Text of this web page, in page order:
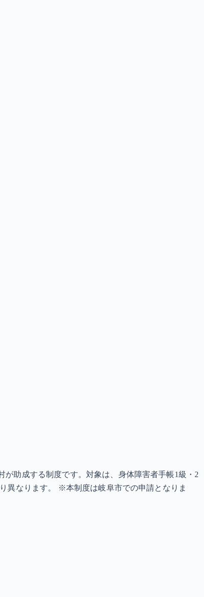
助成する制度です。対象は、身体障害者手帳1級・2
異なります。 ※本制度は岐阜市での申請となりま